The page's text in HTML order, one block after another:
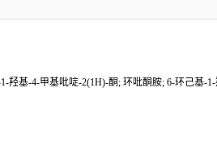
基-4-甲基吡啶-2(1H)-酮; 环吡酮胺; 6-环己基-